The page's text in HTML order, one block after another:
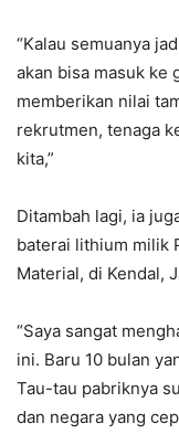
“Kalau semuanya
akan bisa masuk ke
memberikan nilai
rekrutmen, tenaga
kita,”
Ditambah lagi, ia
baterai lithium milik
Material, di Kendal,
“Saya sangat
ini. Baru 10 bulan
Tau-tau pabriknya
dan negara yang